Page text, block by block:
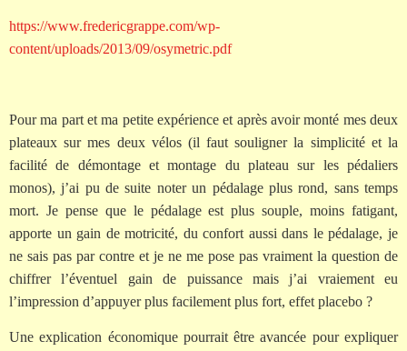
https://www.fredericgrappe.com/wp-
content/uploads/2013/09/osymetric.pdf
Pour ma part et ma petite expérience et après avoir monté mes deux
plateaux sur mes deux vélos (il faut souligner la simplicité et la
facilité de démontage et montage du plateau sur les pédaliers
monos), j’ai pu de suite noter un pédalage plus rond, sans temps
mort. Je pense que le pédalage est plus souple, moins fatigant,
apporte un gain de motricité, du confort aussi dans le pédalage, je
ne sais pas par contre et je ne me pose pas vraiment la question de
chiffrer l’éventuel gain de puissance mais j’ai vraiement eu
l’impression d’appuyer plus facilement plus fort, effet placebo ?
Une explication économique pourrait être avancée pour expliquer